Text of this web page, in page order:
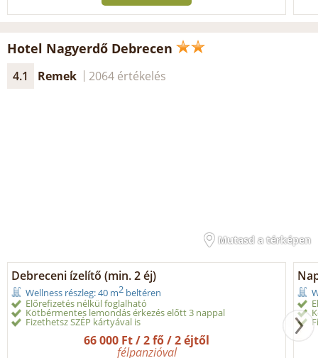
Hotel Nagyerdő Debrecen
4.1 Remek 2064 értékelés
Mutasd a térképen
Debreceni ízelítő (min. 2 éj)
Wellness részleg: 40 m2 beltéren
Előrefizetés nélkül foglalható
Kötbérmentes lemondás érkezés előtt 3 nappal
Fizethetsz SZÉP kártyával is
66 000 Ft / 2 fő / 2 éjtől
félpanzióval